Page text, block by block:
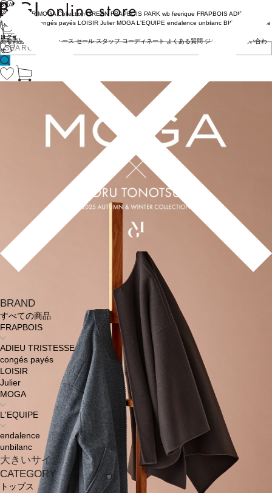
ログイン
BRAND
COUTURIER MOGA Collection GREEN FRAPBOIS PARK wb feerique FRAPBOIS ADIEU
TRISTESSE
congés payés LOISIR Julier MOGA L'EQUIPE endalence unbilanc BIGI online store
新着商品 ニュース セール スタッフ コーディネート よくある質問 ジャーナル
お問い合わ
せ
BRAND
すべての商品
FRAPBOIS
ADIEU TRISTESSE
congés payés
LOISIR
Julier
MOGA
L'EQUIPE
endalence
unbilanc
大きいサイズ
CATEGORY
トップス